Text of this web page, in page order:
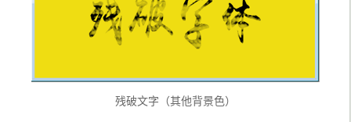
残破文字（其他背景色）